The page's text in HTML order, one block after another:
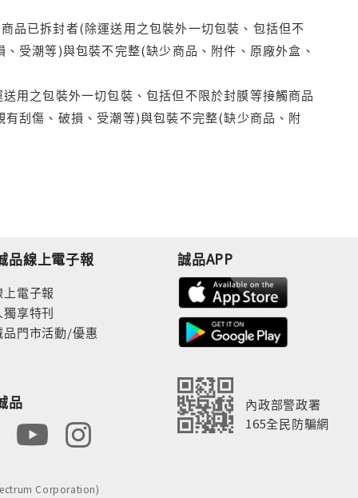
品已拆封者(除運送用之包裝外一切包裝、包括但不
受潮等)與包裝不完整(缺少商品、附件、原廠外盒、
用之包裝外一切包裝、包括但不限於封膜等接觸商品
刮傷、破損、受潮等)與包裝不完整(缺少商品、附
品線上電子報
電子報
享特刊
品門市活動/優惠
品
誠品APP
內政部警政署
165全民防騙網
Corporation)